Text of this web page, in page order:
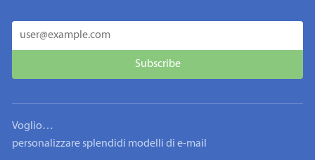
Voglio…
personalizzare splendidi modelli di e-mail